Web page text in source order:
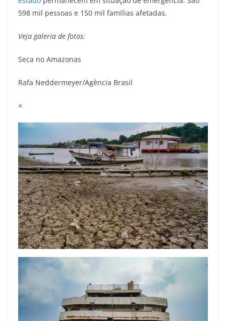
598 mil pessoas e 150 mil famílias afetadas.
Veja galeria de fotos:
Seca no Amazonas
Rafa Neddermeyer/Agência Brasil
×